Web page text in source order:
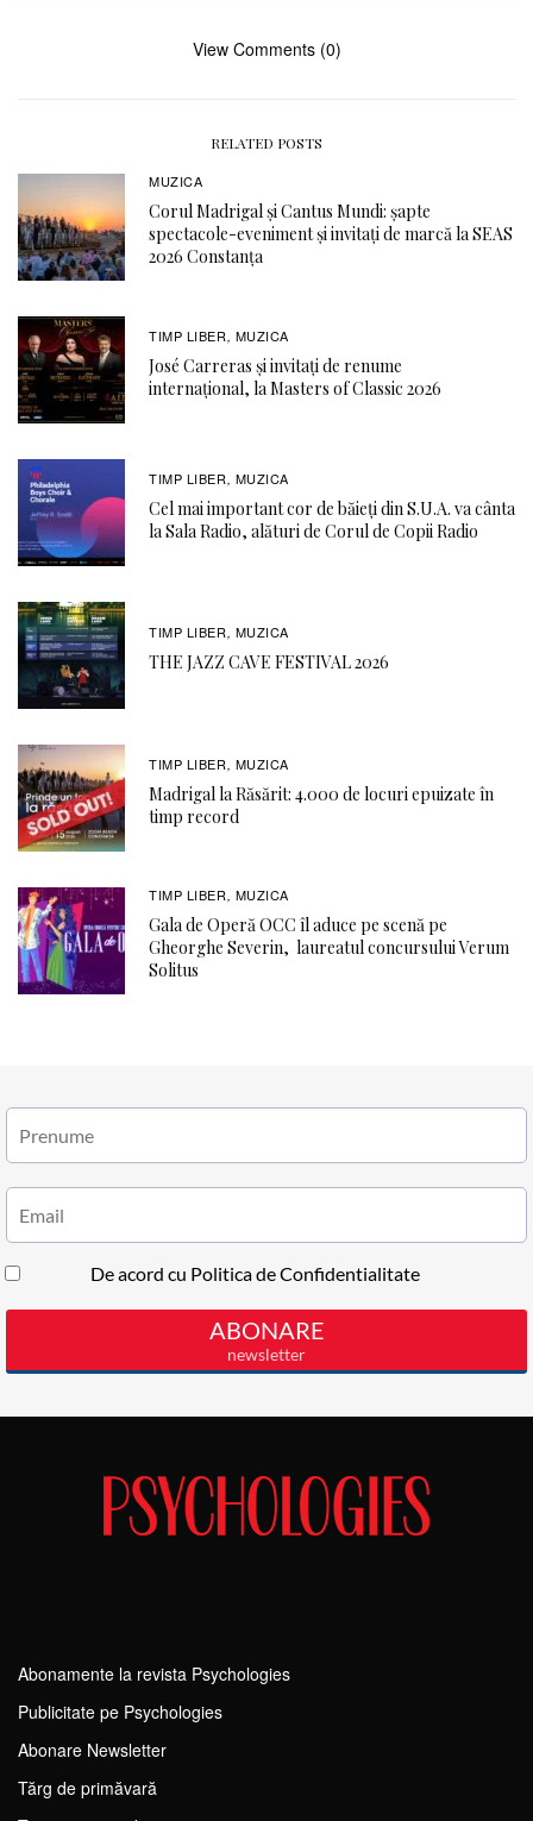
View Comments (0)
RELATED POSTS
MUZICA
Corul Madrigal și Cantus Mundi: șapte
spectacole-eveniment și invitați de marcă la SEAS
2026 Constanța
TIMP LIBER , MUZICA
José Carreras și invitați de renume
internațional, la Masters of Classic 2026
TIMP LIBER , MUZICA
Cel mai important cor de băieți din S.U.A. va cânta
la Sala Radio, alături de Corul de Copii Radio
TIMP LIBER, MUZICA
THE JAZZ CAVE FESTIVAL 2026
TIMP LIBER , MUZICA
Madrigal la Răsărit: 4.000 de locuri epuizate în
timp record
TIMP LIBER, MUZICA
Gala de Operă OCC îl aduce pe scenă pe
Gheorghe Severin, laureatul concursului Verum
Solitus
Abonamente la revista Psychologies
Publicitate pe Psychologies
Abonare Newsletter
Tărg de primăvară